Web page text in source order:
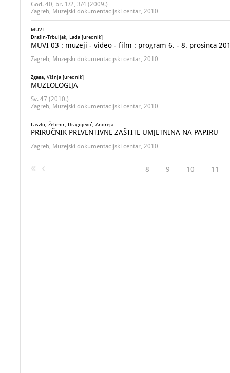
God. 40, br. 1/2, 3/4 (2009.)
Zagreb, Muzejski dokumentacijski centar, 2010
MUVI
Dražin-Trbuljak, Lada [urednik]
MUVI 03 : muzeji - video - film : program 6. - 8. prosinca
Zagreb, Muzejski dokumentacijski centar, 2010
Zgaga, Višnja [urednik]
MUZEOLOGIJA
Sv. 47 (2010.)
Zagreb, Muzejski dokumentacijski centar, 2010
Laszlo, Želimir; Dragojević, Andreja
PRIRUČNIK PREVENTIVNE ZAŠTITE UMJETNINA NA PAPIRU
Zagreb, Muzejski dokumentacijski centar, 2010
8 9 10 11